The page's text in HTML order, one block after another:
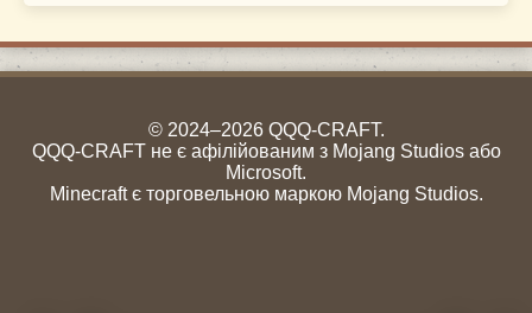
© 2024–2026 QQQ-CRAFT.
QQQ-CRAFT не є афілійованим з Mojang Studios або
Microsoft.
Minecraft є торговельною маркою Mojang Studios.